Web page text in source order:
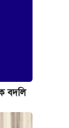
বদলি